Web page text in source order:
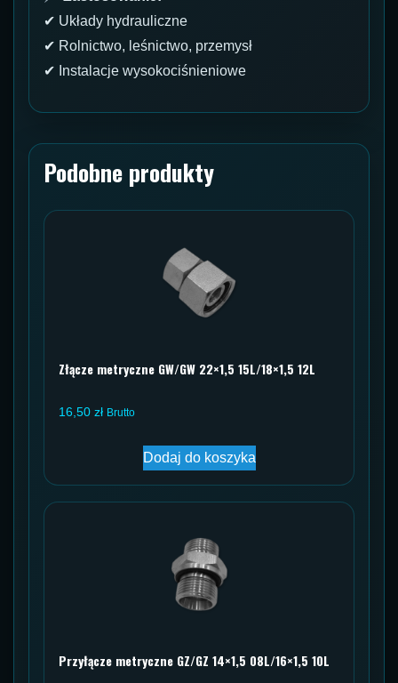
✔ Układy hydrauliczne
✔ Rolnictwo, leśnictwo, przemysł
✔ Instalacje wysokociśnieniowe
Podobne produkty
Złącze metryczne GW/GW 22×1,5 15L/18×1,5 12L
16,50 zł Brutto
Dodaj do koszyka
Przyłącze metryczne GZ/GZ 14×1,5 08L/16×1,5 10L